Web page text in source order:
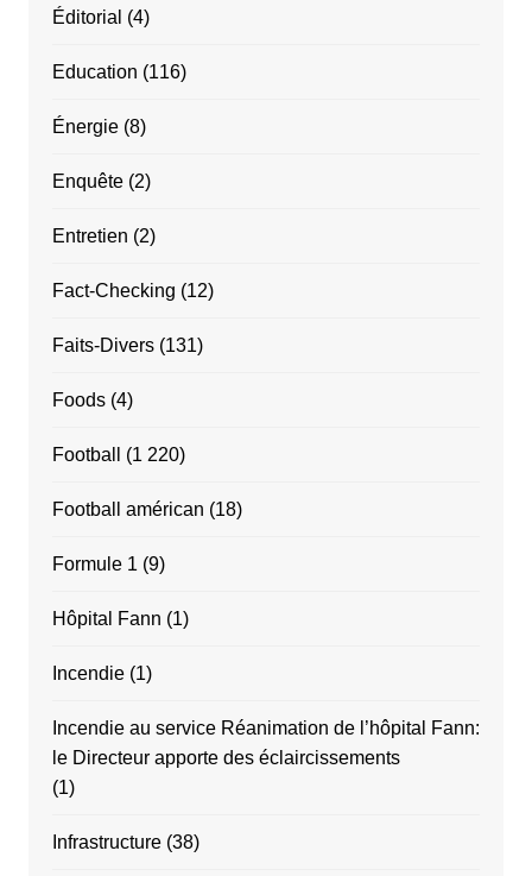
Éditorial (4)
Education (116)
Énergie(8)
Enquête(2)
Entretien (2)
Fact-Checking (12)
Faits-Divers(131)
Foods(4)
Football (1 220)
Football américan (18)
Formule 1 (9)
Hôpital Fann (1)
Incendie(1)
Incendie au service Réanimation de l’hôpital Fann:
le Directeur apporte des éclaircissements
(1)
Infrastructure(38)